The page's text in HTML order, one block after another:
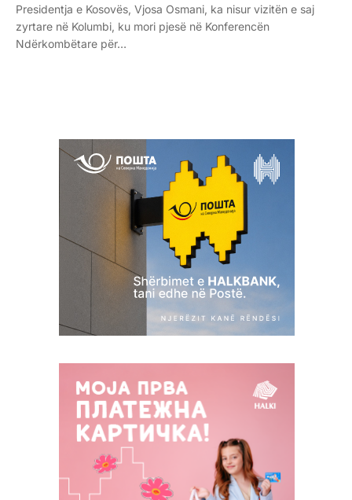
Presidentja e Kosovës, Vjosa Osmani, ka nisur vizitën e saj
zyrtare në Kolumbi, ku mori pjesë në Konferencën
Ndërkombëtare për…